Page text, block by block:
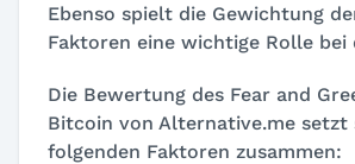
Ebenso spielt die Gewichtung
Faktoren eine wichtige Rolle bei
Die Bewertung des Fear and
Bitcoin von Alternative.me setzt
folgenden Faktoren zusammen: